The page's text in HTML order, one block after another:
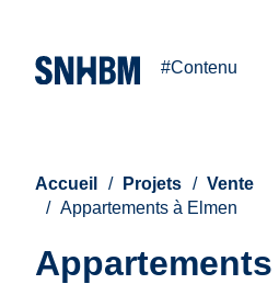
#Contenu
Accueil Projets
Vente
Appartements à Elmen
Appartements